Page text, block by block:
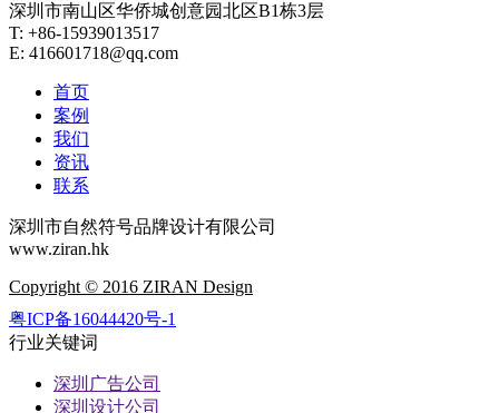
深圳市南山区华侨城创意园北区B1栋3层
T: +86-15939013517
E: 416601718@qq.com
首页
案例
我们
资讯
联系
深圳市自然符号品牌设计有限公司
www.ziran.hk
Copyright © 2016 ZIRAN Design
粤ICP备16044420号-1
行业关键词
深圳广告公司
深圳设计公司